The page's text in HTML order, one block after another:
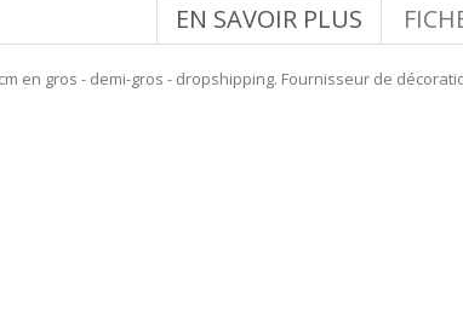
EN SAVOIR PLUS
en gros - demi-gros - dropshipping. Fournisseur de